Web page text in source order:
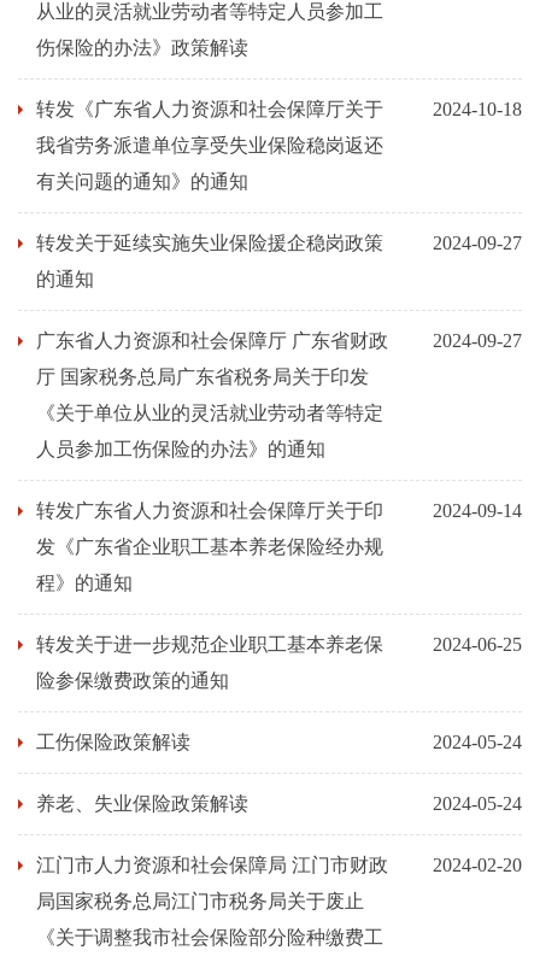
从业的灵活就业劳动者等特定人员参加工
伤保险的办法》政策解读
转发《广东省人力资源和社会保障厅关于
我省劳务派遣单位享受失业保险稳岗返还
有关问题的通知》的通知
2024-10-18
转发关于延续实施失业保险援企稳岗政策
的通知
2024-09-27
广东省人力资源和社会保障厅 广东省财政
厅 国家税务总局广东省税务局关于印发
《关于单位从业的灵活就业劳动者等特定
人员参加工伤保险的办法》的通知
2024-09-27
转发广东省人力资源和社会保障厅关于印
发《广东省企业职工基本养老保险经办规
程》的通知
2024-09-14
转发关于进一步规范企业职工基本养老保
险参保缴费政策的通知
2024-06-25
工伤保险政策解读 2024-05-24
养老、失业保险政策解读 2024-05-24
江门市人力资源和社会保障局 江门市财政
局国家税务总局江门市税务局关于废止
《关于调整我市社会保险部分险种缴费工
2024-02-20